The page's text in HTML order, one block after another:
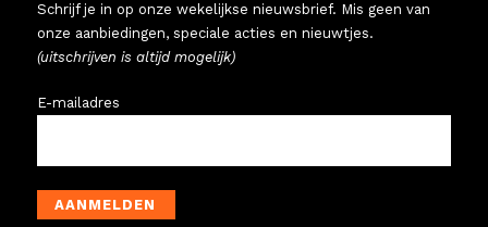
Schrijf je in op onze wekelijkse nieuwsbrief. Mis geen van
onze aanbiedingen, speciale acties en nieuwtjes.
(uitschrijven is altijd mogelijk)
E-mailadres
AANMELDEN